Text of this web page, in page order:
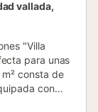
vallada,
"Villa
para unas
consta de
con